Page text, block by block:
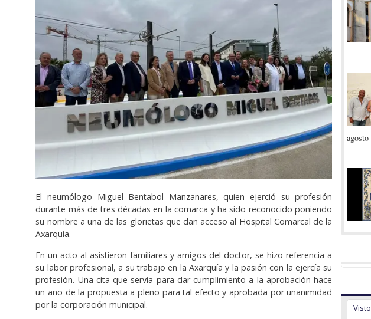
El neumólogo Miguel Bentabol Manzanares, quien ejerció su profesión
durante más de tres décadas en la comarca y ha sido reconocido poniendo
su nombre a una de las glorietas que dan acceso al Hospital Comarcal de la
Axarquía.
En un acto al asistieron familiares y amigos del doctor, se hizo referencia a
su labor profesional, a su trabajo en la Axarquía y la pasión con la ejercía su
profesión. Una cita que servía para dar cumplimiento a la aprobación hace
un año de la propuesta a pleno para tal efecto y aprobada por unanimidad
por la corporación municipal.
agosto
Visto